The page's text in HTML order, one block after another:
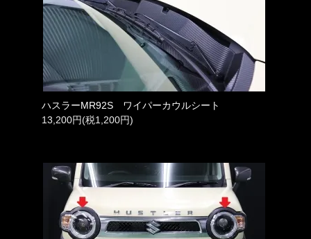
ハスラーMR92S ワイパーカウルシート
13,200円(税1,200円)